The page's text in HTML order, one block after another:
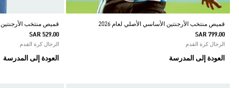
قميص منتخب الأرجنتين الأساسي الأصلي لعام 2026
SAR 799.00
الرجال كرة القدم
العودة إلى المدرسة
قميص منتخب الأرجنتين 26 الأساسي
SAR 529.00
الرجال كرة القدم
العودة إلى المدرسة